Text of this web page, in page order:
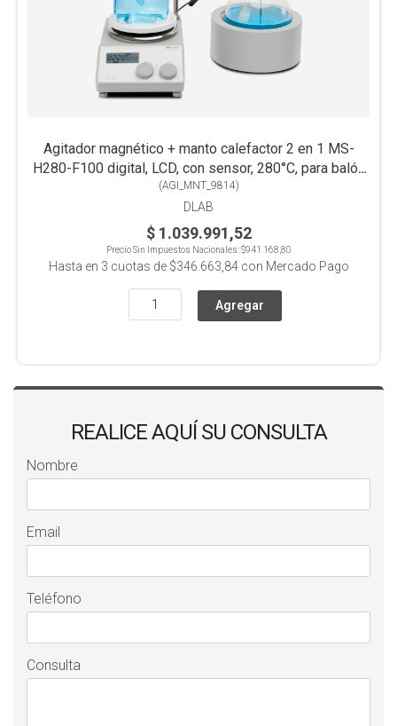
Agitador magnético + manto calefactor 2 en 1 MS-
H280-F100 digital, LCD, con sensor, 280°C, para balón
100ml
(AGI_MNT_9814)
DLAB
$ 1.039.991,52
Precio Sin Impuestos Nacionales:$941.168,80
Hasta en 3 cuotas de $346.663,84con Mercado Pago
REALICE AQUÍ SU CONSULTA
Nombre
Email
Teléfono
Consulta